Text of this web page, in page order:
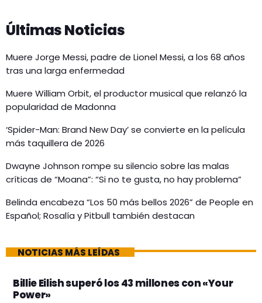
Últimas Noticias
Muere Jorge Messi, padre de Lionel Messi, a los 68 años
tras una larga enfermedad
Muere William Orbit, el productor musical que relanzó la
popularidad de Madonna
‘Spider-Man: Brand New Day’ se convierte en la película
más taquillera de 2026
Dwayne Johnson rompe su silencio sobre las malas
críticas de “Moana”: “Si no te gusta, no hay problema”
Belinda encabeza “Los 50 más bellos 2026” de People en
Español; Rosalía y Pitbull también destacan
NOTICIAS MÁS LEÍDAS
Billie Eilish superó los 43 millones con «Your
Power»